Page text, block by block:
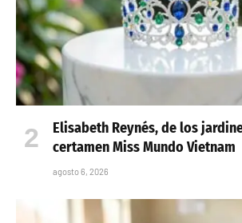
Elisabeth Reynés, de los
certamen Miss Mundo Vietnam
agosto 6, 2026